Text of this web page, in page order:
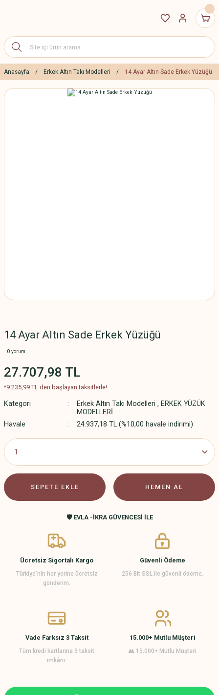
Anasayfa Erkek Altın Takı Modelleri 14 Ayar Altın Sade Erkek Yüzüğü
14 Ayar Altın Sade Erkek Yüzüğü
0 yorum
27.707,98 TL
*9.235,99 TL den başlayan taksitlerle!
Kategori Erkek Altın Takı Modelleri , ERKEK YÜZÜK
MODELLERİ
Havale
24.937,18 TL (%10,00 havale indirimi)
SEPETE EKLE HEMEN AL
🛡️ EVLA -İKRA GÜVENCESİ İLE
Ücretsiz Sigortalı Kargo
Türkiye’nin her yerine ücretsiz
gönderim.
Güvenli Ödeme
256 Bit SSL ile güvenli ödeme.
Vade Farksız 3 Taksit
Tüm kredi kartlarına 3 taksit
imkânı.
15.000+ Mutlu Müşteri
👥 15.000+ Mutlu Müşteri